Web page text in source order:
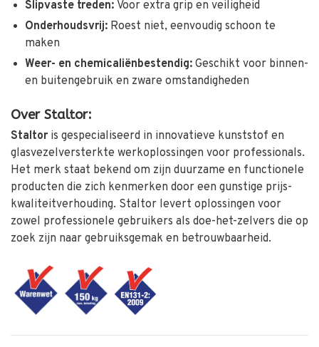
Slipvaste treden: Voor extra grip en veiligheid
Onderhoudsvrij: Roest niet, eenvoudig schoon te
maken
Weer- en chemicaliënbestendig: Geschikt voor binnen-
en buitengebruik en zware omstandigheden
Over Staltor:
Staltor is gespecialiseerd in innovatieve kunststof en
glasvezelversterkte werkoplossingen voor professionals.
Het merk staat bekend om zijn duurzame en functionele
producten die zich kenmerken door een gunstige prijs-
kwaliteitverhouding. Staltor levert oplossingen voor
zowel professionele gebruikers als doe-het-zelvers die op
zoek zijn naar gebruiksgemak en betrouwbaarheid.